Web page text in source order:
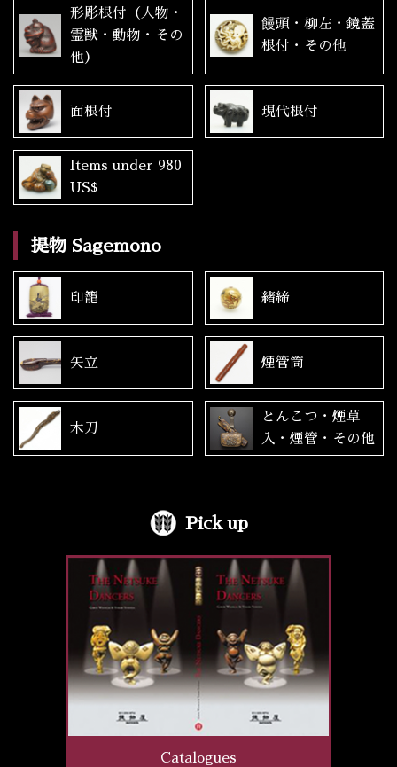
形彫根付（人物・
霊獣・動物・その
他）
饅頭・柳左・鏡蓋
根付・その他
面根付 現代根付
Items under 980
US$
提物 Sagemono
印籠 緒締
矢立 煙管筒
木刀
とんこつ・煙草
入・煙管・その他
Pick up
Catalogues